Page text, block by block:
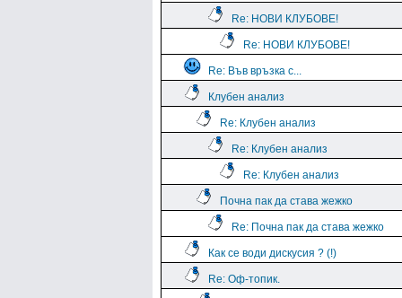
Re: НОВИ КЛУБОВЕ!
Re: НОВИ КЛУБОВЕ!
Re: Във връзка с...
Клубен анализ
Re: Клубен анализ
Re: Клубен анализ
Re: Клубен анализ
Почна пак да става жежко
Re: Почна пак да става жежко
Как се води дискусия ? (!)
Re: Оф-топик.